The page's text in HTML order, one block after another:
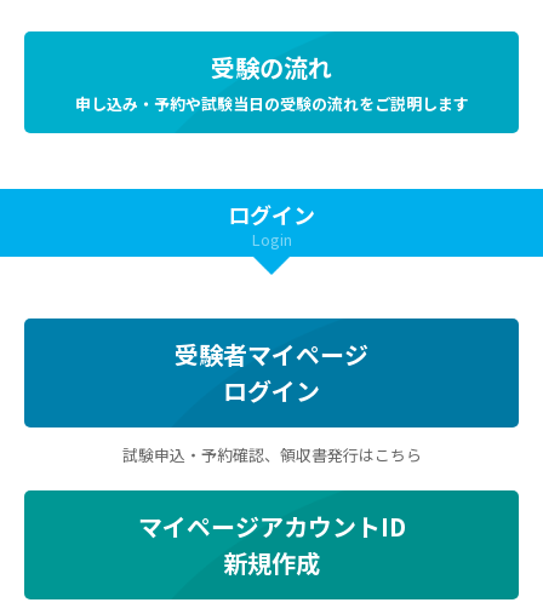
受験の流れ
申し込み・予約や試験当日の受験の流れをご説明します
ログイン
Login
受験者マイページ
ログイン
試験申込・予約確認、領収書発行はこちら
マイページアカウントID
新規作成